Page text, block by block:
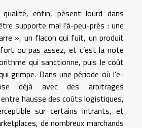
enfin, pèsent lourd dans
supporte mal l’à-peu-près : une
», un flacon qui fuit, un produit
ou pas assez, et c’est la note
qui sanctionne, puis le coût
grimpe. Dans une période où l’e-
déjà avec des arbitrages
hausse des coûts logistiques,
sur certains intrants, et
de nombreux marchands